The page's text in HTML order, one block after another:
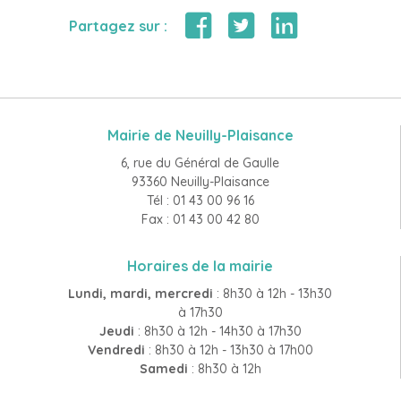
Partagez sur :
Mairie de Neuilly-Plaisance
6, rue du Général de Gaulle
93360 Neuilly-Plaisance
Tél : 01 43 00 96 16
Fax : 01 43 00 42 80
Horaires de la mairie
Lundi, mardi, mercredi : 8h30 à 12h - 13h30
à 17h30
Jeudi : 8h30 à 12h - 14h30 à 17h30
Vendredi : 8h30 à 12h - 13h30 à 17h00
Samedi : 8h30 à 12h